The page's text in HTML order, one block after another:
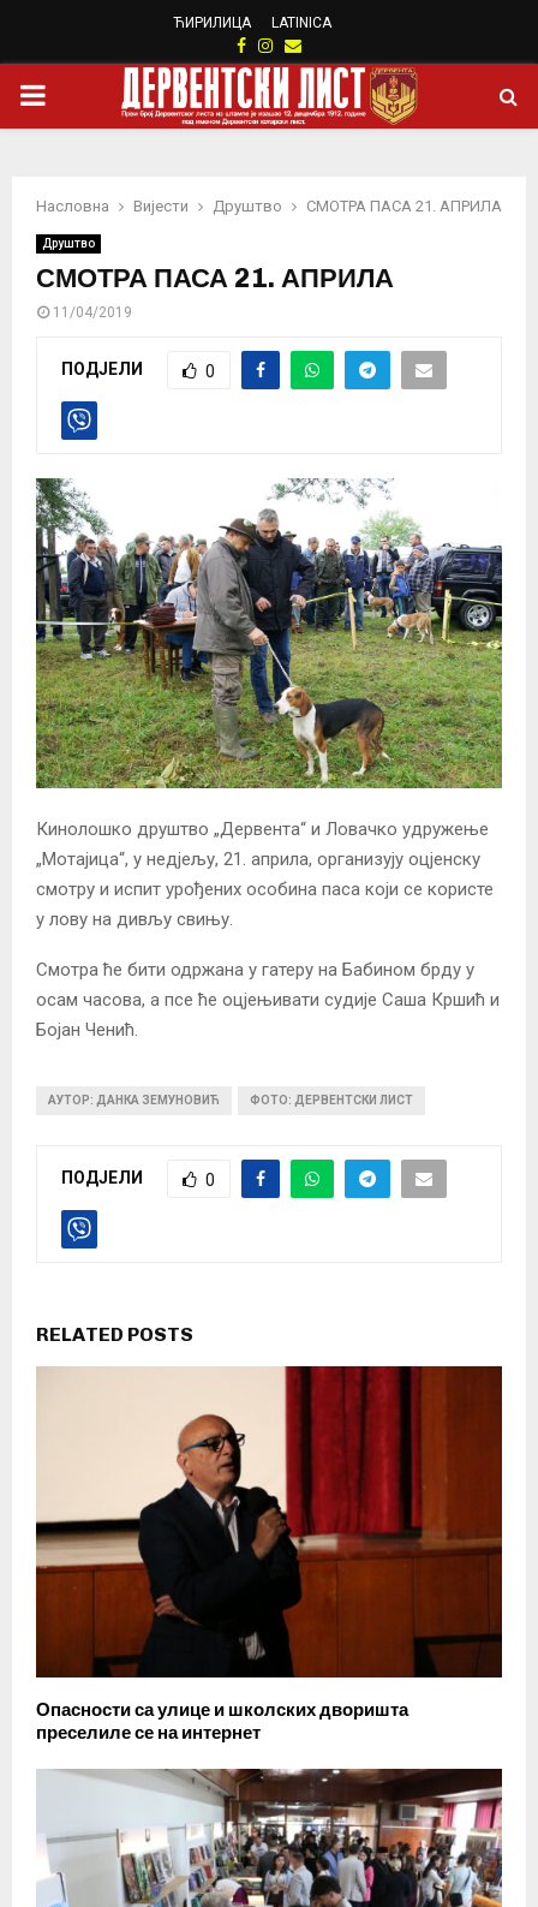
ЋИРИЛИЦА LATINICA
Facebook
Instagram
Email
PRIMARY
Насловна Вијести Друштво СМОТРА ПАСА 21. АПРИЛА
Друштво
СМОТРА ПАСА 21. АПРИЛА
11/04/2019
ПОДЈЕЛИ 0
Кинолошко друштво „Дервента“ и Ловачко удружење
„Мотајица“, у недјељу, 21. априла, организују оцјенску
смотру и испит урођених особина паса који се користе
у лову на дивљу свињу.
Смотра ће бити одржана у гатеру на Бабином брду у
осам часова, а псе ће оцјењивати судије Саша Кршић и
Бојан Ченић.
АУТОР: ДАНКА ЗЕМУНОВИЋ ФОТО: ДЕРВЕНТСКИ ЛИСТ
ПОДЈЕЛИ 0
RELATED POSTS
Опасности са улице и школских дворишта
преселиле се на интернет